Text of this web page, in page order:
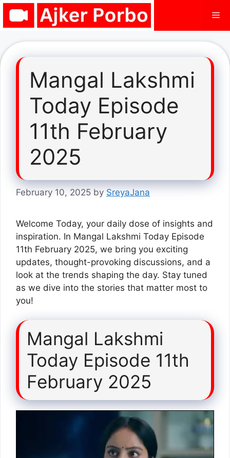
Skip
Mangal Lakshmi
Today Episode
11th February
2025
February 10, 2025 by SreyaJana
Welcome Today, your daily dose of insights and
inspiration. In Mangal Lakshmi Today Episode
11th February 2025, we bring you exciting
updates, thought-provoking discussions, and a
look at the trends shaping the day. Stay tuned
as we dive into the stories that matter most to
you!
Mangal Lakshmi
Today Episode 11th
February 2025